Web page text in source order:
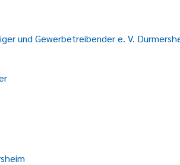
und Gewerbetreibender e. V.